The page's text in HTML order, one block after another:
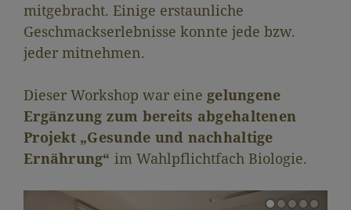
mitgebracht. Einige erstaunliche
Geschmackserlebnisse konnte jede bzw.
jeder mitnehmen.
Dieser Workshop war eine gelungene
Ergänzung zum bereits abgehaltenen
Projekt „Gesunde und nachhaltige
Ernährung“ im Wahlpflichtfach Biologie.